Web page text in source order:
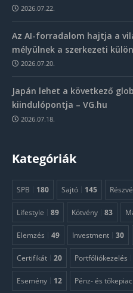
2026.07.22.
Az AI-forradalom hajtja a
mélyülnek a szerkezeti
2026.07.20.
Japán lehet a következő
kiindulópontja – VG.hu
2026.07.18.
Kategóriák
SPB 180 Sajtó 145
Lifestyle 89 Kötvény 83
Elemzés 49 Investment 30
Certifikát 20 Portfóliókezelés
Esemény 12 Pénz- és tőkepiac